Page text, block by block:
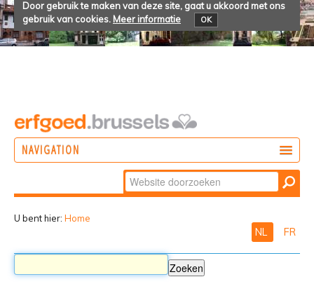
Door gebruik te maken van deze site, gaat u akkoord met ons
gebruik van cookies. Meer informatie OK
NAVIGATION
Zoek
Geavanceerd
U bent hier: Home
NL FR